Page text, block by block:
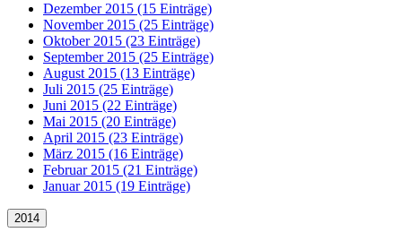
Dezember 2015 (15 Einträge)
November 2015 (25 Einträge)
Oktober 2015 (23 Einträge)
September 2015 (25 Einträge)
August 2015 (13 Einträge)
Juli 2015 (25 Einträge)
Juni 2015 (22 Einträge)
Mai 2015 (20 Einträge)
April 2015 (23 Einträge)
März 2015 (16 Einträge)
Februar 2015 (21 Einträge)
Januar 2015 (19 Einträge)
2014